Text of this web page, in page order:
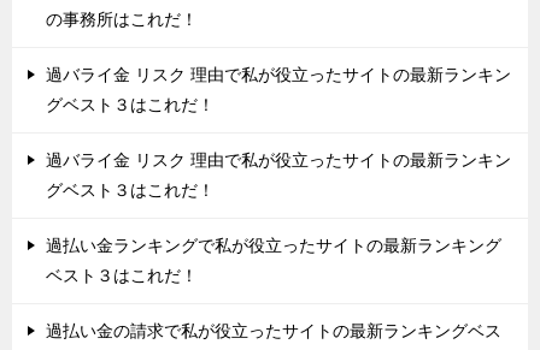
の事務所はこれだ！
過バライ金 リスク 理由で私が役立ったサイトの最新ランキン
グベスト３はこれだ！
過バライ金 リスク 理由で私が役立ったサイトの最新ランキン
グベスト３はこれだ！
過払い金ランキングで私が役立ったサイトの最新ランキング
ベスト３はこれだ！
過払い金の請求で私が役立ったサイトの最新ランキングベス